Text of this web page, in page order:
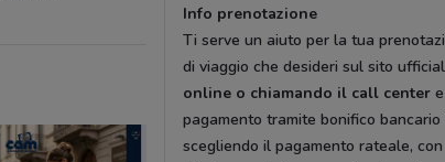
Info prenotazione
Ti serve un aiuto per la tua
di viaggio che desideri sul sito
online o chiamando il call center
pagamento tramite bonifico bancario
scegliendo il pagamento rateale,